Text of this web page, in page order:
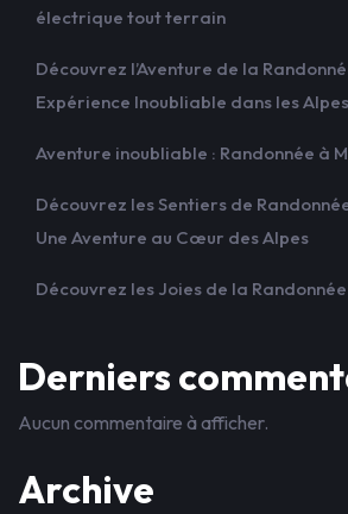
électrique tout terrain
Découvrez l’Aventure de la
Expérience Inoubliable dans les
Aventure inoubliable : Randonnée à
Découvrez les Sentiers de
Une Aventure au Cœur des Alpes
Découvrez les Joies de la
Derniers
Aucun commentaire à afficher.
Archive